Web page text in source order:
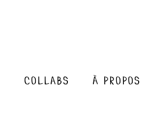
collabs à propos